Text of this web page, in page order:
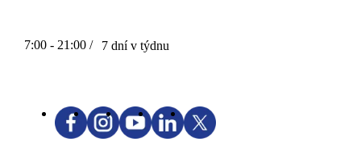
7:00 - 21:00 / 7 dní v týdnu